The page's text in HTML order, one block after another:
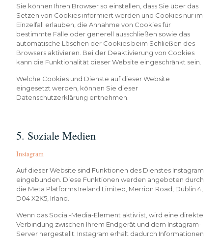
Sie können Ihren Browser so einstellen, dass Sie über das
Setzen von Cookies informiert werden und Cookies nur im
Einzelfall erlauben, die Annahme von Cookies für
bestimmte Fälle oder generell ausschließen sowie das
automatische Löschen der Cookies beim Schließen des
Browsers aktivieren. Bei der Deaktivierung von Cookies
kann die Funktionalität dieser Website eingeschränkt sein.
Welche Cookies und Dienste auf dieser Website
eingesetzt werden, können Sie dieser
Datenschutzerklärung entnehmen.
5. Soziale Medien
Instagram
Auf dieser Website sind Funktionen des Dienstes Instagram
eingebunden. Diese Funktionen werden angeboten durch
die Meta Platforms Ireland Limited, Merrion Road, Dublin 4,
D04 X2K5, Irland.
Wenn das Social-Media-Element aktiv ist, wird eine direkte
Verbindung zwischen Ihrem Endgerät und dem Instagram-
Server hergestellt. Instagram erhält dadurch Informationen